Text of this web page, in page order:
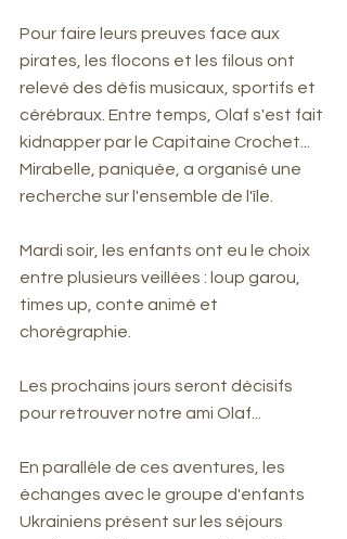
Pour faire leurs preuves face aux
pirates, les flocons et les filous ont
relevé des défis musicaux, sportifs et
cérébraux. Entre temps, Olaf s'est fait
kidnapper par le Capitaine Crochet...
Mirabelle, paniquée, a organisé une
recherche sur l'ensemble de l'île.
Mardi soir, les enfants ont eu le choix
entre plusieurs veillées : loup garou,
times up, conte animé et
chorégraphie.
Les prochains jours seront décisifs
pour retrouver notre ami Olaf...
En parallèle de ces aventures, les
échanges avec le groupe d'enfants
Ukrainiens présent sur les séjours